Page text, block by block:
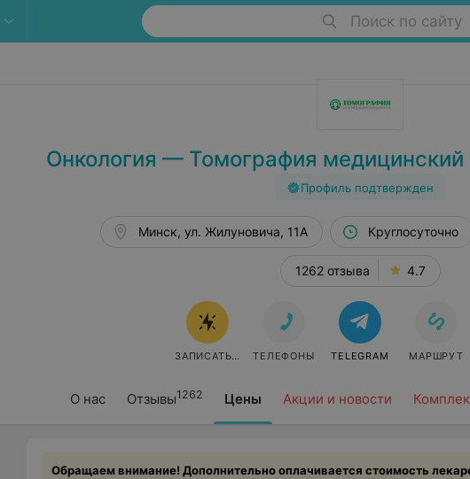
Поиск по сайту
Онкология — Томография медицинский
Профиль подтвержден
О нас Отзывы1262 Цены Акции и новости
Минск, ул. Жилуновича, 11А Круглосуточно
1262 отзыва 4.7
ЗАПИСАТЬСЯ ОНЛАЙН
ТЕЛЕФОНЫ TELEGRAM МАРШРУТ
Обращаем внимание! Дополнительно оплачивается стоимость